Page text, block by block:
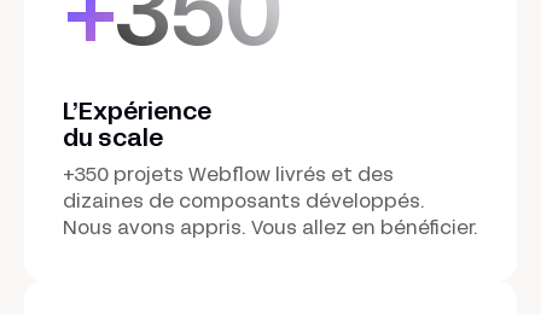
+350
L’Expérience
du scale
+350 projets Webflow livrés et des
dizaines de composants développés.
Nous avons appris. Vous allez en bénéficier.